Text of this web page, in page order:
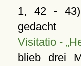
1, 42 - 43)
Visitatio -
blieb drei